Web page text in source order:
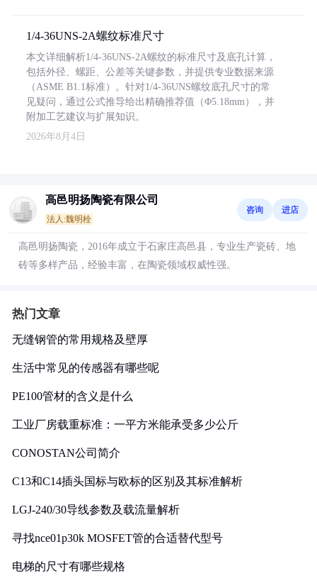
1/4-36UNS-2A螺纹标准尺寸
本文详细解析1/4-36UNS-2A螺纹的标准尺寸及底孔计算，
包括外径、螺距、公差等关键参数，并提供专业数据来源
（ASME B1.1标准）。针对1/4-36UNS螺纹底孔尺寸的常
见疑问，通过公式推导给出精确推荐值（Φ5.18mm），并
附加工艺建议与扩展知识。
2026年8月4日
高邑明扬陶瓷有限公司
法人:魏明栓
咨询 进店
高邑明扬陶瓷，2016年成立于石家庄高邑县，专业生产瓷砖、地
砖等多样产品，经验丰富，在陶瓷领域权威性强。
热门文章
无缝钢管的常用规格及壁厚
生活中常见的传感器有哪些呢
PE100管材的含义是什么
工业厂房载重标准：一平方米能承受多少公斤
CONOSTAN公司简介
C13和C14插头国标与欧标的区别及其标准解析
LGJ-240/30导线参数及载流量解析
寻找nce01p30k MOSFET管的合适替代型号
电梯的尺寸有哪些规格